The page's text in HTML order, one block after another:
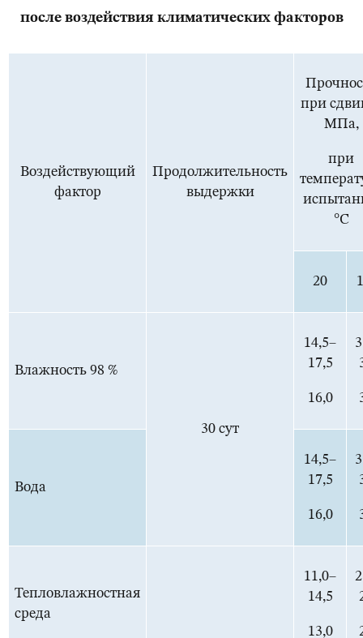
после воздействия климатических факторов
Воздействующий
фактор
Продолжительность
выдержки
при
МПа,
при
°С
20
Влажность 98 %
30 сут
14,5–
17,5
16,0
Вода
14,5–
17,5
16,0
Тепловлажностная
среда
11,0–
14,5
13,0